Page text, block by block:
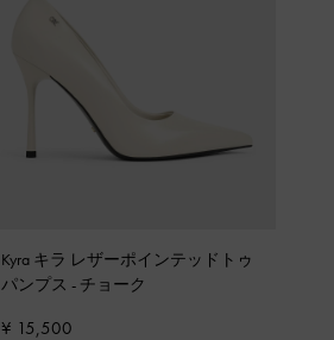
Kyra キラ レザーポインテッドトゥ
パンプス - チョーク
¥ 15,500